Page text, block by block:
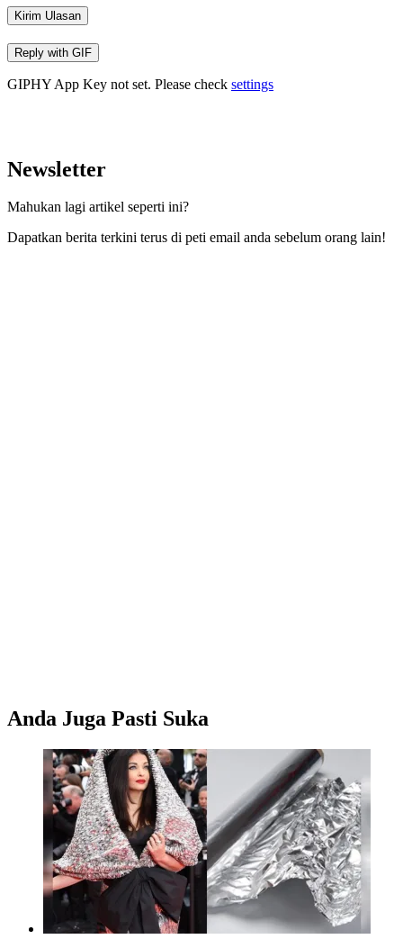
Kirim Ulasan
Reply with GIF
GIPHY App Key not set. Please check settings
Newsletter
Mahukan lagi artikel seperti ini?
Dapatkan berita terkini terus di peti email anda sebelum orang lain!
Anda Juga Pasti Suka